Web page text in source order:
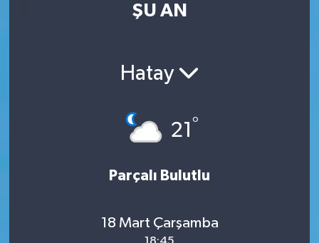
ŞU AN
Hatay
21 °
Parçalı Bulutlu
18 Mart Çarşamba